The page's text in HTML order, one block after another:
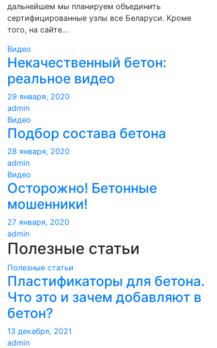
дальнейшем мы планируем объединить
сертифицированные узлы все Беларуси. Кроме
того, на сайте…
Видео
Некачественный бетон:
реальное видео
29 января, 2020
admin
Видео
Подбор состава бетона
28 января, 2020
admin
Видео
Осторожно! Бетонные
мошенники!
27 января, 2020
admin
Полезные статьи
Полезные статьи
Пластификаторы для бетона.
Что это и зачем добавляют в
бетон?
13 декабря, 2021
admin